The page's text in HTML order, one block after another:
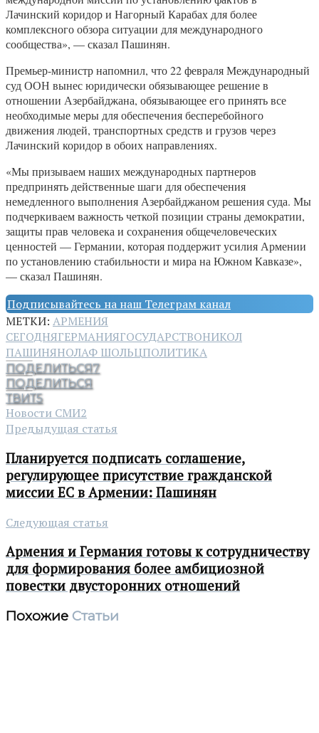
Лачинский коридор и Нагорный Карабах для более
комплексного обзора ситуации для международного
сообщества», — сказал Пашинян.
Премьер-министр напомнил, что 22 февраля Международный
суд ООН вынес юридически обязывающее решение в
отношении Азербайджана, обязывающее его принять все
необходимые меры для обеспечения бесперебойного
движения людей, транспортных средств и грузов через
Лачинский коридор в обоих направлениях.
«Мы призываем наших международных партнеров
предпринять действенные шаги для обеспечения
немедленного выполнения Азербайджаном решения суда. Мы
подчеркиваем важность четкой позиции страны демократии,
защиты прав человека и сохранения общечеловеческих
ценностей — Германии, которая поддержит усилия Армении
по установлению стабильности и мира на Южном Кавказе»,
— сказал Пашинян.
Подписывайтесь на наш Телеграм канал
МЕТКИ: АРМЕНИЯ
СЕГОДНЯГЕРМАНИЯГОСУДАРСТВОНИКОЛ
ПАШИНЯНОЛАФ ШОЛЬЦПОЛИТИКА
ПОДЕЛИТЬСЯ7
ПОДЕЛИТЬСЯ
ТВИТ5
Новости СМИ2
Предыдущая статья
Планируется подписать соглашение,
регулирующее присутствие гражданской
миссии ЕС в Армении: Пашинян
Следующая статья
Армения и Германия готовы к сотрудничеству
для формирования более амбициозной
повестки двусторонних отношений
Похожие Статьи